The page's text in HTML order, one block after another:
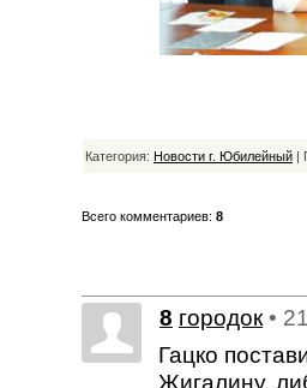
Категория: Новости г. Юбилейный |
Всего комментариев: 8
8 городок •
Гацко
Жигалину,